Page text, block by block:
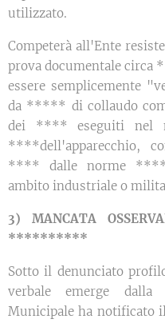
utilizzato.
Competerà all'Ente
prova documentale
essere semplicemente
da ***** di collaudo
dei **** eseguiti nel
****dell'apparecchio,
**** dalle norme ****,
ambito industriale o
3) MANCATA
**********
Sotto il denunciato
verbale emerge
Municipale ha notificato